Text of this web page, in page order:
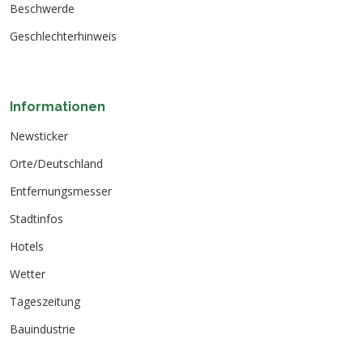
Beschwerde
Geschlechterhinweis
Informationen
Newsticker
Orte/Deutschland
Entfernungsmesser
Stadtinfos
Hotels
Wetter
Tageszeitung
Bauindustrie